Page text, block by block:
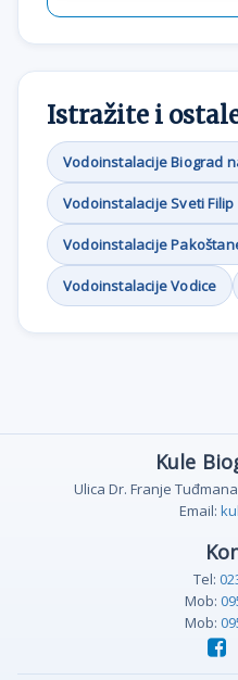
Istražite i
Vodoinstalacije Biograd
Vodoinstalacije Sveti Filip
Vodoinstalacije
Vodoinstalacije Vodice
Kule
Ulica Dr. Franje
Email:
Tel:
Mob:
Mob: